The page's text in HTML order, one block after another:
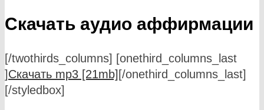
Скачать аудио аффирмации
[/twothirds_columns] [onethird_columns_last
]Скачать mp3 [21mb] [/onethird_columns_last]
[/styledbox]